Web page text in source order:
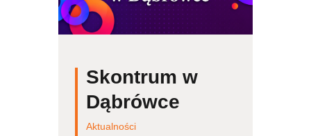
Skontrum w
Dąbrówce
Aktualności